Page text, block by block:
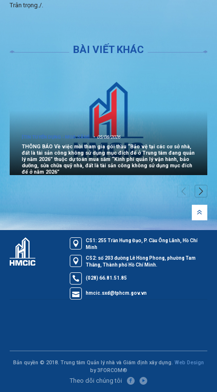
Trân trọng./.
BÀI VIẾT KHÁC
[TIN TUYỂN DỤNG - MUA SẮM] 05/08/2026
THÔNG BÁO Về việc mời tham gia gói thầu “Bảo vệ tại các cơ sở nhà,
đất là tài sản công không sử dụng mục đích để ở Trung tâm đang quản
lý năm 2026” thuộc dự toán mua sắm “Kinh phí quản lý vận hành, bảo
dưỡng, sửa chữa quỹ nhà, đất là tài sản công không sử dụng mục đích
để ở năm 2026”
CS1: 255 Trần Hưng Đạo, P. Cầu Ông Lãnh, Hồ Chí
Minh
CS2: số 203 đường Lê Hồng Phong, phường Tam
Thắng, Thành phố Hồ Chí Minh.
(028) 66.81.51.85
hmcic.sxd@tphcm.gov.vn
Bản quyền © 2018. Trung tâm Quản lý nhà và Giám định xây dựng. Web Design
by 3FORCOM®
Theo dõi chúng tôi